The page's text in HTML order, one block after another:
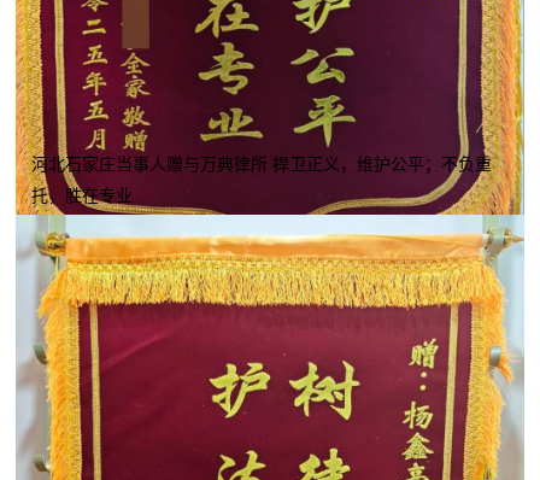
河北石家庄当事人赠与万典律所 捍卫正义，维护公平；不负重
托，胜在专业